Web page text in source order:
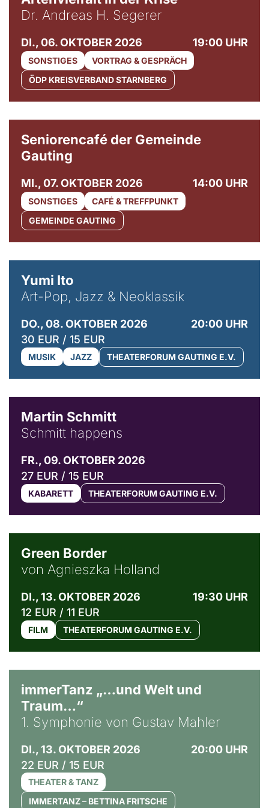
Dr. Andreas H. Segerer
DI., 06. OKTOBER 2026 19:00 UHR
SONSTIGES
VORTRAG & GESPRÄCH
ÖDP KREISVERBAND STARNBERG
Seniorencafé der Gemeinde
Gauting
MI., 07. OKTOBER 2026 14:00 UHR
SONSTIGES
CAFÉ & TREFFPUNKT
GEMEINDE GAUTING
Yumi Ito
Art-Pop, Jazz & Neoklassik
DO., 08. OKTOBER 2026
20:00 UHR
30 EUR / 15 EUR
MUSIK JAZZ THEATERFORUM GAUTING E.V.
Martin Schmitt
Schmitt happens
FR., 09. OKTOBER 2026
27 EUR / 15 EUR
KABARETT THEATERFORUM GAUTING E.V.
Green Border
von Agnieszka Holland
DI., 13. OKTOBER 2026
19:30 UHR
12 EUR / 11 EUR
FILM THEATERFORUM GAUTING E.V.
immerTanz „…und Welt und
Traum…“
1. Symphonie von Gustav Mahler
DI., 13. OKTOBER 2026
20:00 UHR
22 EUR / 15 EUR
THEATER & TANZ
IMMERTANZ – BETTINA FRITSCHE